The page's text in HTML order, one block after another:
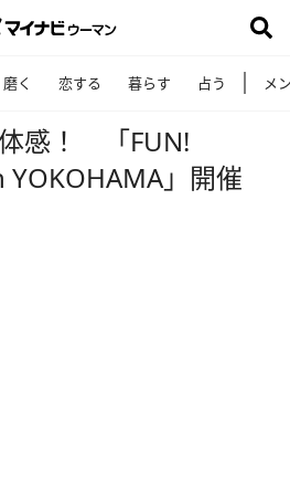
磨く 恋する 暮らす 占う メ
感！ 「FUN!
」開催